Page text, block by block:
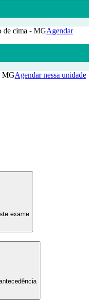
de cima - MGAgendar
MGAgendar nessa unidade
exame